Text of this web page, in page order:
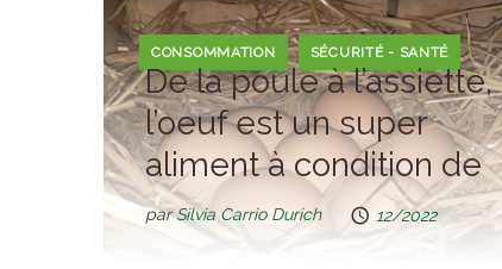
CONSOMMATION SÉCURITÉ - SANTÉ
De la poule à l’assiette,
l’oeuf est un super
aliment à condition de
respecter quelques
règles
parSilvia Carrio Durich 12/2022